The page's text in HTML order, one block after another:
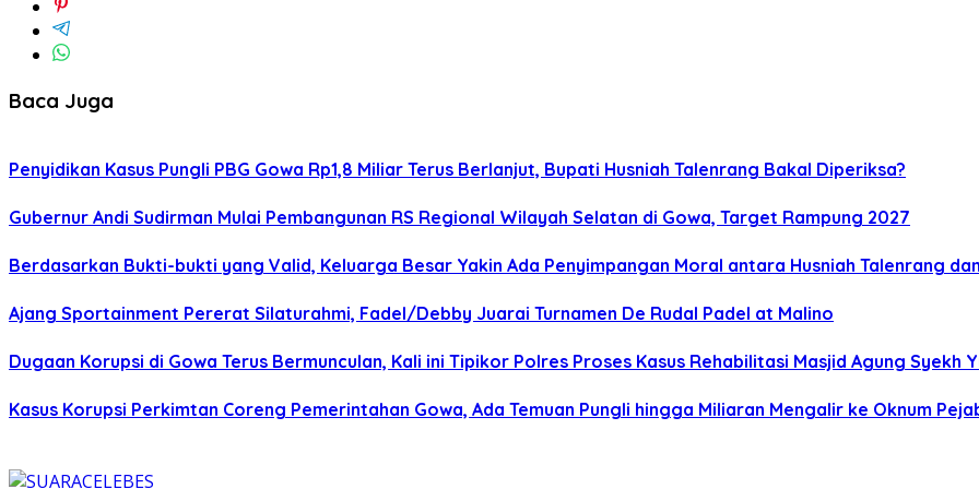
Baca Juga
Penyidikan Kasus Pungli PBG Gowa Rp1,8 Miliar Terus Berlanjut, Bupati Husniah Talenrang Bakal Diperiksa?
Gubernur Andi Sudirman Mulai Pembangunan RS Regional Wilayah Selatan di Gowa, Target Rampung 2027
Berdasarkan Bukti-bukti yang Valid, Keluarga Besar Yakin Ada Penyimpangan Moral antara Husniah Talenrang
Ajang Sportainment Pererat Silaturahmi, Fadel/Debby Juarai Turnamen De Rudal Padel at Malino
Dugaan Korupsi di Gowa Terus Bermunculan, Kali ini Tipikor Polres Proses Kasus Rehabilitasi Masjid Agung Syekh
Kasus Korupsi Perkimtan Coreng Pemerintahan Gowa, Ada Temuan Pungli hingga Miliaran Mengalir ke Oknum